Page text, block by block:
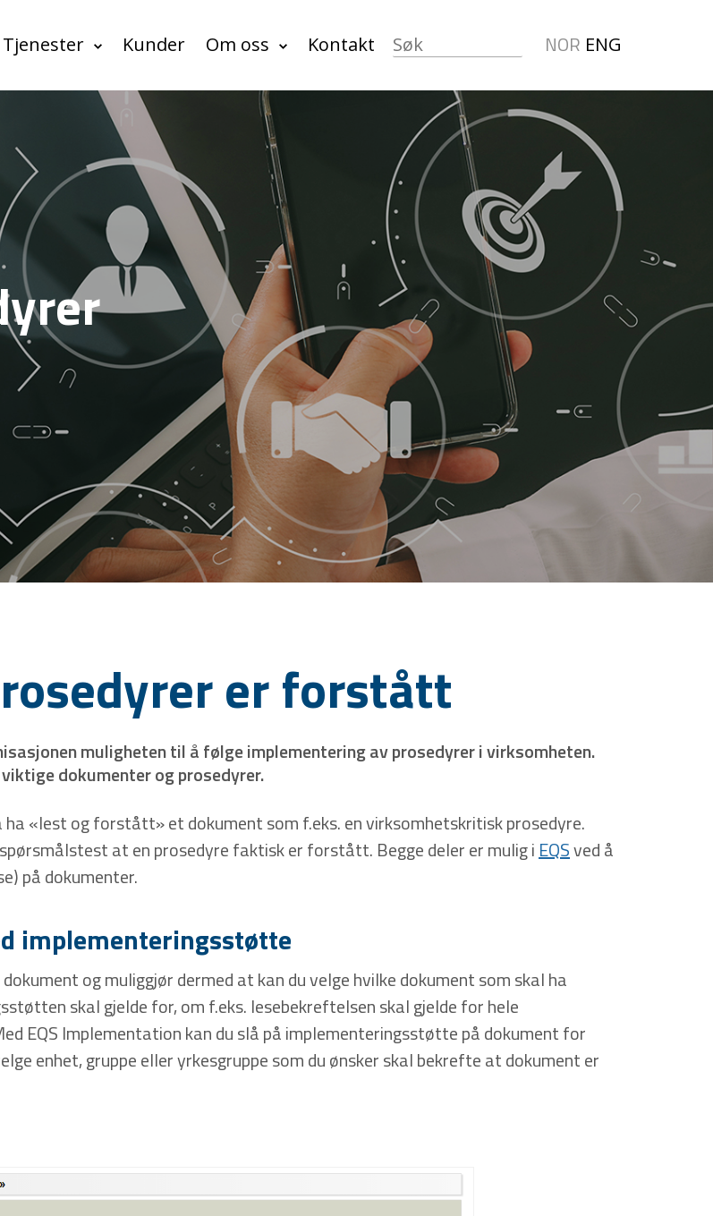
Tjenester Kunder Om oss Kontakt NOR ENG
er forstått
muligheten til å følge implementering av prosedyrer i virksomheten.
dokumenter og prosedyrer.
«lest og forstått» et dokument som f.eks. en virksomhetskritisk prosedyre.
at en prosedyre faktisk er forstått. Begge deler er mulig i EQSved å
på dokumenter.
implementeringsstøtte
og muliggjør dermed at kan du velge hvilke dokument som skal ha
skal gjelde for, om f.eks. lesebekreftelsen skal gjelde for hele
EQS Implementation kan du slå på implementeringsstøtte på dokument for
enhet, gruppe eller yrkesgruppe som du ønsker skal bekrefte at dokument er